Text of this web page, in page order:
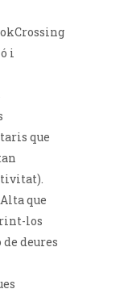
i
que
que
los
deures